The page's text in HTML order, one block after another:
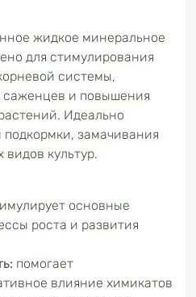
жидкое минеральное
для стимулирования
системы,
саженцев и повышения
Идеально
подкормки, замачивания
культур.
основные
роста и развития
помогает
влияние химикатов